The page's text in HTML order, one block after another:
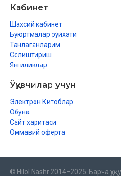
Кабинет
Шахсий кабинет
Буюртмалар рўйхати
Танлаганларим
Солиштириш
Янгиликлар
Ўқувчилар учун
Электрон Китоблар
Обуна
Сайт харитаси
Оммавий оферта
© Hilol Nashr 2014–2025. Барча